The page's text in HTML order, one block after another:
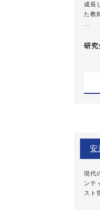
成長
た教
研究
安
現代
ンテ
スト